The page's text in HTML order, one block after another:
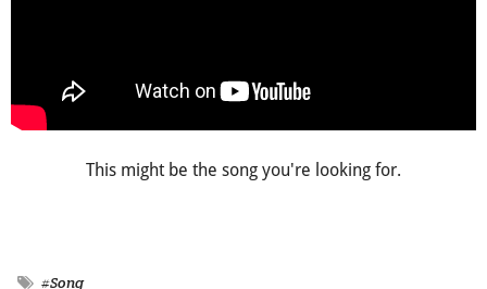
This might be the song you're looking for.
#Song